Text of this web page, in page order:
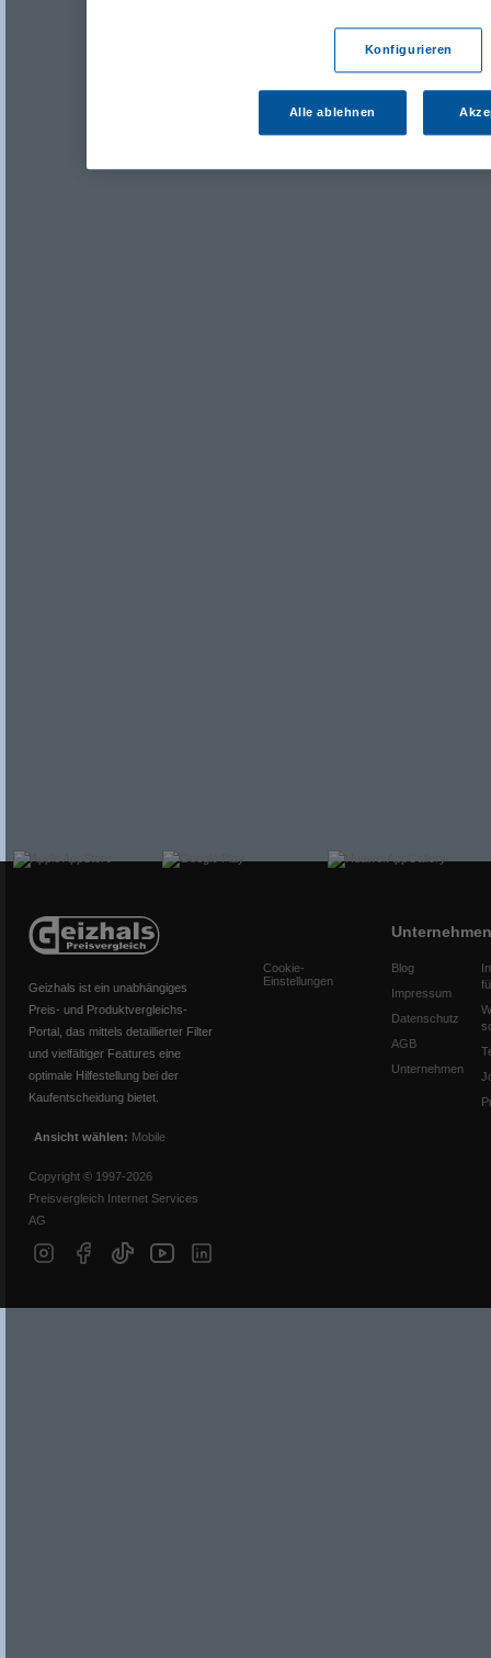
Geizhals ist ein unabhängiges
Preis- und Produktvergleichs-
Portal, das mittels detaillierter Filter
und vielfältiger Features eine
optimale Hilfestellung bei der
Kaufentscheidung bietet.
Ansicht wählen: Mobile
Copyright © 1997-2026
Preisvergleich Internet Services
AG
Cookie-
Einstellungen
Unternehmen
Blog
Impressum
Datenschutz
AGB
Unternehmen
Konfigurieren
Alle ablehnen